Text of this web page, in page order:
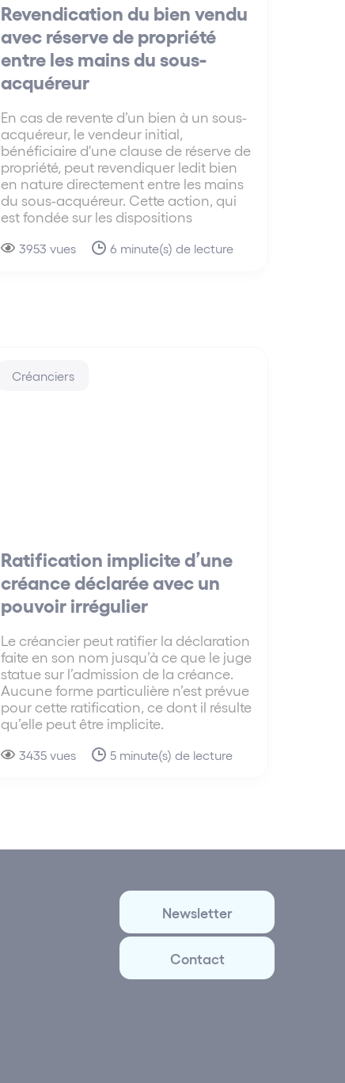
Revendication du bien vendu
avec réserve de propriété
entre les mains du sous-
acquéreur
En cas de revente d’un bien à un sous-
acquéreur, le vendeur initial,
bénéficiaire d'une clause de réserve de
propriété, peut revendiquer ledit bien
en nature directement entre les mains
du sous-acquéreur. Cette action, qui
est fondée sur les dispositions
3953 vues 6 minute(s) de lecture
Créanciers
Ratification implicite d’une
créance déclarée avec un
pouvoir irrégulier
Le créancier peut ratifier la déclaration
faite en son nom jusqu’à ce que le juge
statue sur l’admission de la créance.
Aucune forme particulière n’est prévue
pour cette ratification, ce dont il résulte
qu’elle peut être implicite.
3435 vues 5 minute(s) de lecture
Newsletter
Contact